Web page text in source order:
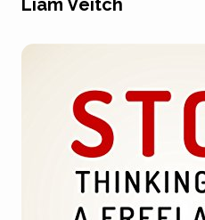
Liam Veitch